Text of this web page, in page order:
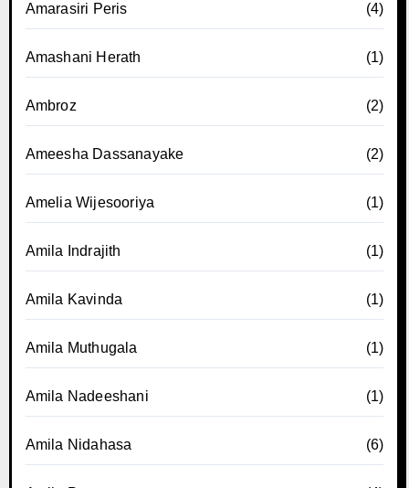
Amarasiri Peris (4)
Amashani Herath (1)
Ambroz (2)
Ameesha Dassanayake (2)
Amelia Wijesooriya (1)
Amila Indrajith (1)
Amila Kavinda (1)
Amila Muthugala (1)
Amila Nadeeshani (1)
Amila Nidahasa (6)